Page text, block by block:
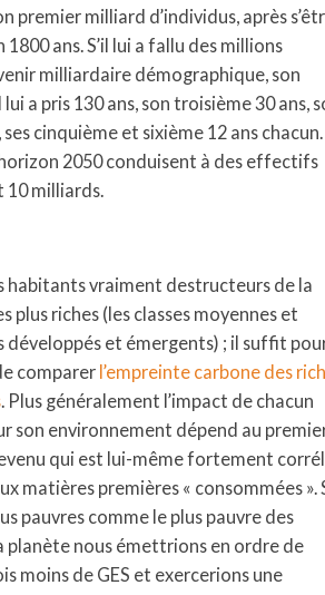
premier milliard d’individus, après
ans. S’il lui a fallu des millions
milliardaire démographique, son
a pris 130 ans, son troisième 30 ans,
cinquième et sixième 12 ans chacun.
2050 conduisent à des effectifs
10 milliards.
habitants vraiment destructeurs de la
plus riches (les classes moyennes et
développés et émergents) ; il suffit
comparer l’empreinte carbone des
. Plus généralement l’impact de chacun
son environnement dépend au
qui est lui-même fortement
matières premières « consommées ».
pauvres comme le plus pauvre des
planète nous émettrions en ordre de
moins de GES et exercerions une